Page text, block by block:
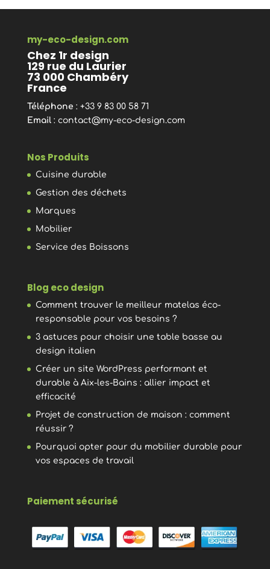
my-eco-design.com
Chez 1r design
129 rue du Laurier
73 000 Chambéry
France
Téléphone : +33 9 83 00 58 71
Email: contact@my-eco-design.com
Nos Produits
Cuisine durable
Gestion des déchets
Marques
Mobilier
Service des Boissons
Blog eco design
Comment trouver le meilleur matelas éco-
responsable pour vos besoins ?
3 astuces pour choisir une table basse au
design italien
Créer un site WordPress performant et
durable à Aix-les-Bains : allier impact et
efficacité
Projet de construction de maison : comment
réussir ?
Pourquoi opter pour du mobilier durable pour
vos espaces de travail
Paiement sécurisé